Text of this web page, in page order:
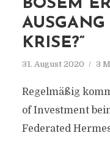
BÖSEM
AUSGANG
KRISE?“
31. August 2020 3
Regelmäßig
of Investment
Federated